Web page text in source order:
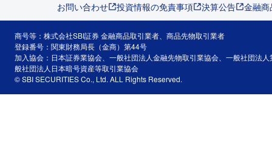
お問い合わせ 投資情報の免責事項 決算公告 金融
商号等：株式会社SBI証券 金融商品取引業者、商品先物取引業者
登録番号：関東財務局長（金商）第44号
加入協会：日本証券業協会、一般社団法人金融先物取引業協会、一般社団法
般社団法人日本暗号資産等取引業協会
© SBI SECURITIES Co., Ltd. ALL Rights Reserved.